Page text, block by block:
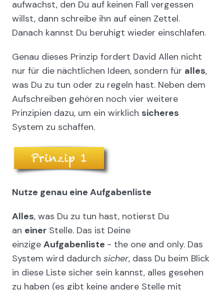
aufwachst, den Du auf keinen Fall vergessen
willst, dann schreibe ihn auf einen Zettel.
Danach kannst Du beruhigt wieder einschlafen.
Genau dieses Prinzip fordert David Allen nicht
nur für die nächtlichen Ideen, sondern für alles,
was Du zu tun oder zu regeln hast. Neben dem
Aufschreiben gehören noch vier weitere
Prinzipien dazu, um ein wirklich sicheres
System zu schaffen.
Nutze genau eine Aufgabenliste
Alles, was Du zu tun hast, notierst Du
an einer Stelle. Das ist Deine
einzige Aufgabenliste - the one and only. Das
System wird dadurch sicher, dass Du beim Blick
in diese Liste sicher sein kannst, alles gesehen
zu haben (es gibt keine andere Stelle mit